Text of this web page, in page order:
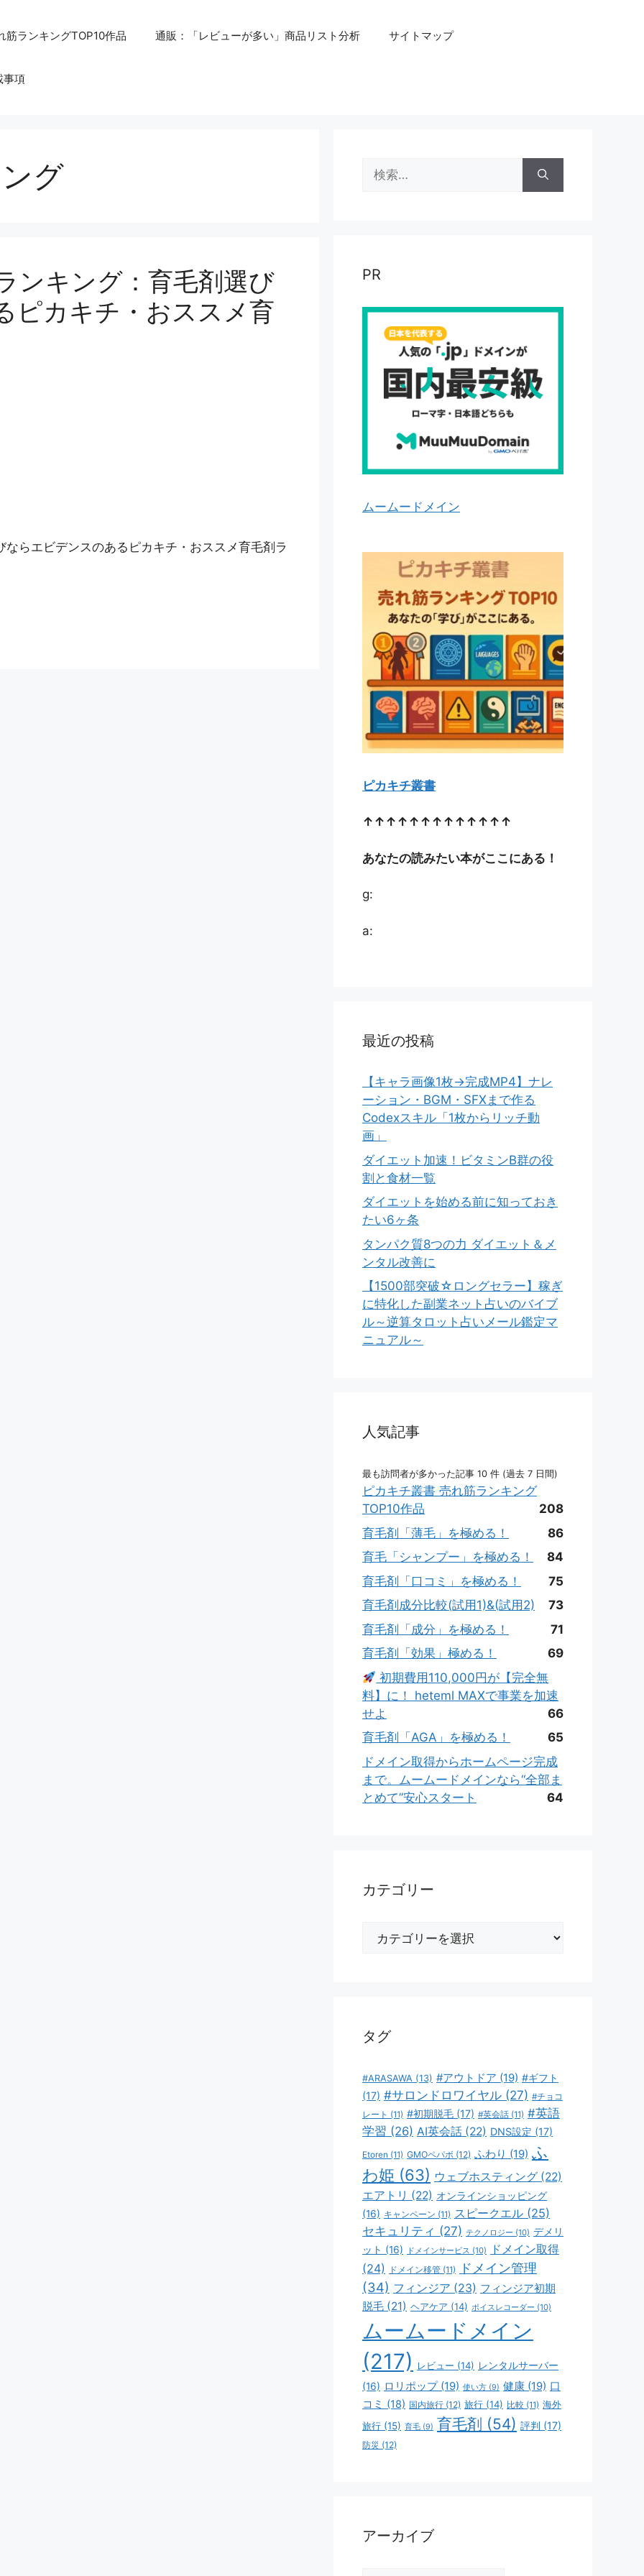
筋ランキングTOP10作品 通販：「レビューが多い」商品リスト分析 サイトマップ
事項
グ
ンキング：育毛剤選び
ピカキチ・おススメ育
らエビデンスのあるピカキチ・おススメ育毛剤ラ
索:
PR
ムームードメイン
ピカキチ叢書
↑↑↑↑↑↑↑↑↑↑↑↑↑
あなたの読みたい本がここにある！
g:
a:
最近の投稿
【キャラ画像1枚→完成MP4】ナレ
ーション・BGM・SFXまで作る
Codexスキル「1枚からリッチ動
画」
ダイエット加速！ビタミンB群の役
割と食材一覧
ダイエットを始める前に知っておき
たい6ヶ条
タンパク質8つの力 ダイエット＆メ
ンタル改善に
【1500部突破☆ロングセラー】稼ぎ
に特化した副業ネット占いのバイブ
ル～逆算タロット占いメール鑑定マ
ニュアル～
人気記事
最も訪問者が多かった記事 10 件 (過去 7 日間)
ピカキチ叢書 売れ筋ランキング
TOP10作品
208
育毛剤「薄毛」を極める！
86
育毛「シャンプー」を極める！
84
育毛剤「口コミ」を極める！
75
育毛剤成分比較(試用1)&(試用2)
73
育毛剤「成分」を極める！
71
育毛剤「効果」極める！
69
初期費用110,000円が【完全無
料】に！ heteml MAXで事業を加速
せよ
66
育毛剤「AGA」を極める！
65
ドメイン取得からホームページ完成
まで。ムームードメインなら“全部ま
とめて”安心スタート
64
カテゴリー
タグ
#ARASAWA (13) #アウトドア (19) #ギフト
(17) #サロンドロワイヤル (27) #チョコ
レート (11) #初期脱毛 (17) #英会話 (11) #英語
学習 (26) AI英会話 (22) DNS設定 (17)
Etoren (11) GMOペパボ (12) ふわり (19) ふ
わ姫 (63) ウェブホスティング (22)
エアトリ (22) オンラインショッピング
(16) キャンペーン (11) スピークエル (25)
セキュリティ (27) テクノロジー (10) デメリ
ット (16) ドメインサービス (10)
ドメイン取得
(24)
ドメイン移管 (11)
ドメイン管理
(34) フィンジア (23) フィンジア初期
脱毛 (21) ヘアケア (14) ボイスレコーダー (10)
ムームードメイン
(217)
レビュー (14) レンタルサーバー
(16) ロリポップ(19) 使い方 (9) 健康 (19) 口
コミ (18) 国内旅行 (12) 旅行 (14) 比較 (11) 海外
旅行 (15) 育毛 (9) 育毛剤 (54) 評判 (17)
防災 (12)
アーカイブ